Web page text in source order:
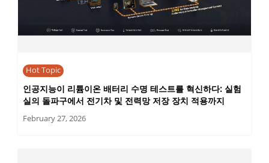
Hot Topic
인공지능이 리튬이온 배터리 수명 테스트를 혁신하다: 실험
실의 돌파구에서 전기차 및 전력망 저장 장치 적용까지
February 27, 2026